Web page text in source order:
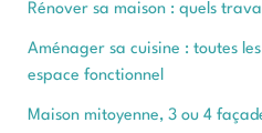
Rénover sa maison : quels
Aménager sa cuisine : toutes
espace fonctionnel
Maison mitoyenne, 3 ou 4